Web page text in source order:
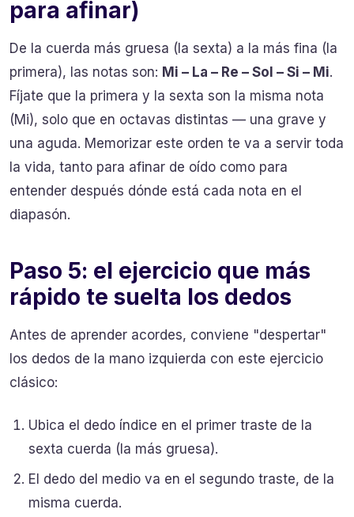
para afinar)
De la cuerda más gruesa (la sexta) a la más fina (la
primera), las notas son: Mi – La – Re – Sol – Si – Mi.
Fíjate que la primera y la sexta son la misma nota
(Mi), solo que en octavas distintas — una grave y
una aguda. Memorizar este orden te va a servir toda
la vida, tanto para afinar de oído como para
entender después dónde está cada nota en el
diapasón.
Paso 5: el ejercicio que más
rápido te suelta los dedos
Antes de aprender acordes, conviene "despertar"
los dedos de la mano izquierda con este ejercicio
clásico:
Ubica el dedo índice en el primer traste de la
sexta cuerda (la más gruesa).
El dedo del medio va en el segundo traste, de la
misma cuerda.